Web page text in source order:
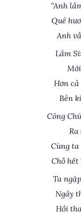
“Anh
Quê
Anh
Lầm
Hơn
Bên
Công
Cùng
Chỗ
Ta
Ngây
Hồi